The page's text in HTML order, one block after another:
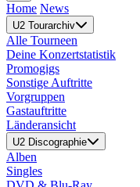
Home News
U2 Tourarchiv
Alle Tourneen
Deine Konzertstatistik
Promogigs
Sonstige Auftritte
Vorgruppen
Gastauftritte
Länderansicht
U2 Discographie
Alben
Singles